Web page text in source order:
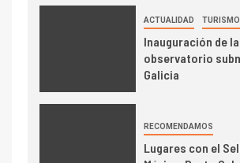
ACTUALIDAD TURISMO
Inauguración de
observatorio
Galicia
RECOMENDAMOS
Lugares con el